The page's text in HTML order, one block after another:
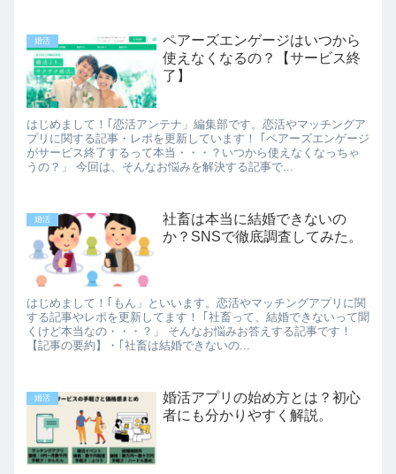
婚活
ペアーズエンゲージはいつから
使えなくなるの？【サービス終
了】
はじめまして！｢恋活アンテナ」編集部です。恋活やマッチングア
プリに関する記事・レポを更新しています！ ｢ペアーズエンゲージ
がサービス終了するって本当・・・？いつから使えなくなっちゃ
うの？」 今回は、そんなお悩みを解決する記事で...
婚活
社畜は本当に結婚できないの
か？SNSで徹底調査してみた。
はじめまして！｢もん」といいます。恋活やマッチングアプリに関
する記事やレポを更新してます！ ｢社畜って、結婚できないって聞
くけど本当なの・・・？」 そんなお悩みお答えする記事です！
【記事の要約】・｢社畜は結婚できないの...
婚活
婚活アプリの始め方とは？初心
者にも分かりやすく解説。